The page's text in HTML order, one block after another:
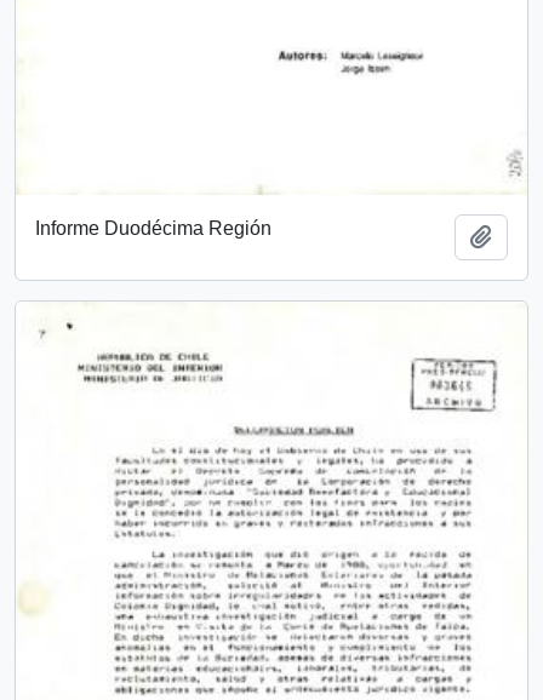
Informe Duodécima Región